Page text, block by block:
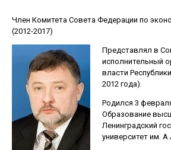
Член Комитета Совета Федерации по
(2012-2017)
Представлял в
исполнительный
власти
2012 года).
Родился 3
Образование
Ленинградский
университет им.